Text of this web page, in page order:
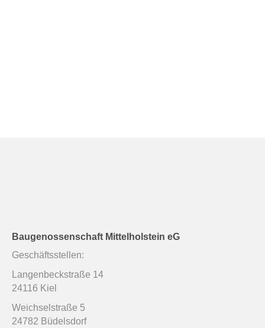
Baugenossenschaft Mittelholstein eG
Geschäftsstellen:
Langenbeckstraße 14
24116 Kiel
Weichselstraße 5
24782 Büdelsdorf